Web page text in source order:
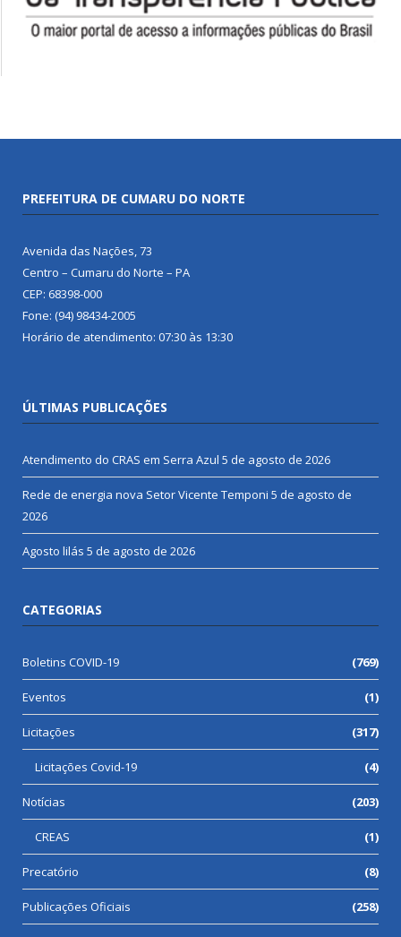
PREFEITURA DE CUMARU DO NORTE
Avenida das Nações, 73
Centro – Cumaru do Norte – PA
CEP: 68398-000
Fone: (94) 98434-2005
Horário de atendimento: 07:30 às 13:30
ÚLTIMAS PUBLICAÇÕES
Atendimento do CRAS em Serra Azul 5 de agosto de 2026
Rede de energia nova Setor Vicente Temponi 5 de agosto de
2026
Agosto lilás 5 de agosto de 2026
CATEGORIAS
Boletins COVID-19 (769)
Eventos (1)
Licitações (317)
Licitações Covid-19 (4)
Notícias (203)
CREAS (1)
Precatório (8)
Publicações Oficiais (258)